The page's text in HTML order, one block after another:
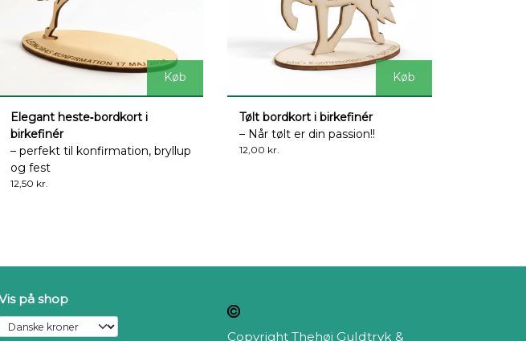
Køb
Elegant heste‑bordkort i
birkefinér
– perfekt til konfirmation, bryllup
og fest
12,50 kr.
Køb
Tølt bordkort i birkefinér
– Når tølt er din passion!!
12,00 kr.
på shop
Copyright Thehøj Guldtryk &